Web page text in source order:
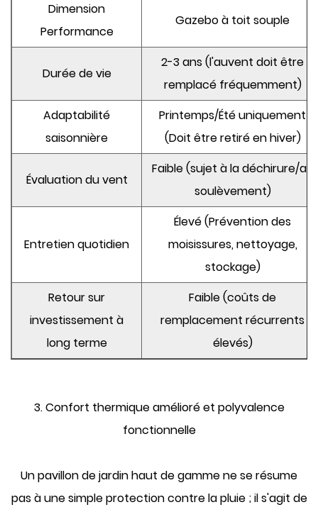
Dimension
Performance
Gazebo à toit souple
Durée de vie
2-3 ans (l'auvent doit être
remplacé fréquemment)
Adaptabilité
saisonnière
Printemps/Été uniquement
(Doit être retiré en hiver)
Évaluation du vent
Faible (sujet à la déchirure/au
soulèvement)
Entretien quotidien
Élevé (Prévention des
moisissures, nettoyage,
stockage)
Retour sur
investissement à
long terme
Faible (coûts de
remplacement récurrents
élevés)
3. Confort thermique amélioré et polyvalence
fonctionnelle
Un pavillon de jardin haut de gamme ne se résume
pas à une simple protection contre la pluie ; il s'agit de